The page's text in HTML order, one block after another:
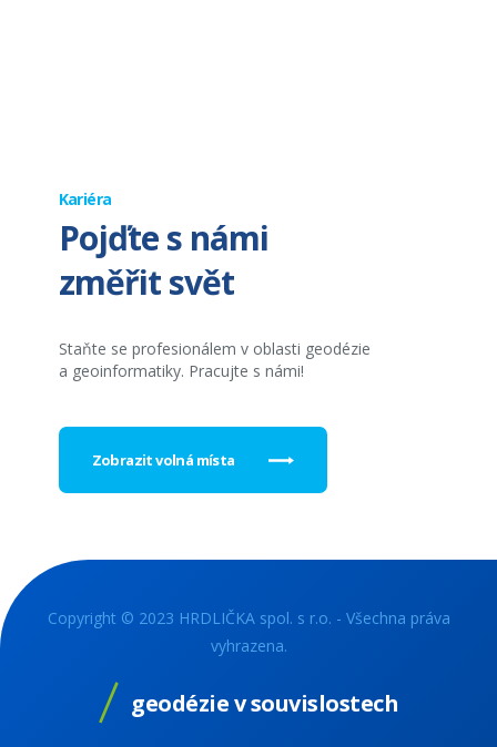
Kariéra
Pojďte s námi
změřit svět
Staňte se profesionálem v oblasti geodézie
a geoinformatiky. Pracujte s námi!
Zobrazit volná místa
Copyright © 2023 HRDLIČKA spol. s r.o. - Všechna práva
vyhrazena.
geodézie v souvislostech